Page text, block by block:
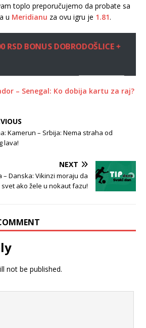
toplo preporučujemo da probate sa
u Meridianu za ovu igru je 1.81.
RSD BONUS DOBRODOŠLICE +
– Senegal: Ko dobija kartu za raj?
Kamerun – Srbija: Nema straha od
lava!
NEXT
– Danska: Vikinzi moraju da
ako žele u nokaut fazu!
not be published.